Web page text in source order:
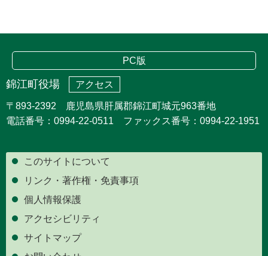
PC版
錦江町役場 アクセス
〒893-2392 鹿児島県肝属郡錦江町城元963番地
電話番号：0994-22-0511 ファックス番号：0994-22-1951
このサイトについて
リンク・著作権・免責事項
個人情報保護
アクセシビリティ
サイトマップ